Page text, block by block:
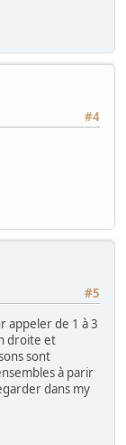
#4
#5
appeler de 1 à 3
droite et
sont
à parir
dans my